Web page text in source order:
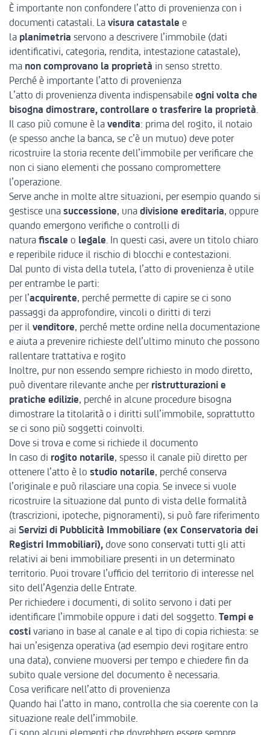
È importante non confondere l’atto di provenienza con i
documenti catastali. La visura catastale e
la planimetria servono a descrivere l’immobile (dati
identificativi, categoria, rendita, intestazione catastale),
ma non comprovano la proprietà in senso stretto.
Perché è importante l’atto di provenienza
L’atto di provenienza diventa indispensabile ogni volta che
bisogna dimostrare, controllare o trasferire la proprietà.
Il caso più comune è la vendita: prima del rogito, il notaio
(e spesso anche la banca, se c’è un mutuo) deve poter
ricostruire la storia recente dell’immobile per verificare che
non ci siano elementi che possano compromettere
l’operazione.
Serve anche in molte altre situazioni, per esempio quando si
gestisce una successione, una divisione ereditaria, oppure
quando emergono verifiche o controlli di
natura fiscale o legale. In questi casi, avere un titolo chiaro
e reperibile riduce il rischio di blocchi e contestazioni.
Dal punto di vista della tutela, l’atto di provenienza è utile
per entrambe le parti:
per l’acquirente, perché permette di capire se ci sono
passaggi da approfondire, vincoli o diritti di terzi
per il venditore, perché mette ordine nella documentazione
e aiuta a prevenire richieste dell’ultimo minuto che possono
rallentare trattativa e rogito
Inoltre, pur non essendo sempre richiesto in modo diretto,
può diventare rilevante anche per ristrutturazioni e
pratiche edilizie, perché in alcune procedure bisogna
dimostrare la titolarità o i diritti sull’immobile, soprattutto
se ci sono più soggetti coinvolti.
Dove si trova e come si richiede il documento
In caso di rogito notarile, spesso il canale più diretto per
ottenere l’atto è lo studio notarile, perché conserva
l’originale e può rilasciare una copia. Se invece si vuole
ricostruire la situazione dal punto di vista delle formalità
(trascrizioni, ipoteche, pignoramenti), si può fare riferimento
ai Servizi di Pubblicità Immobiliare (ex Conservatoria dei
Registri Immobiliari), dove sono conservati tutti gli atti
relativi ai beni immobiliare presenti in un determinato
territorio. Puoi trovare l’ufficio del territorio di interesse nel
sito dell’Agenzia delle Entrate.
Per richiedere i documenti, di solito servono i dati per
identificare l’immobile oppure i dati del soggetto. Tempi e
costi variano in base al canale e al tipo di copia richiesta: se
hai un’esigenza operativa (ad esempio devi rogitare entro
una data), conviene muoversi per tempo e chiedere fin da
subito quale versione del documento è necessaria.
Cosa verificare nell’atto di provenienza
Quando hai l’atto in mano, controlla che sia coerente con la
situazione reale dell’immobile.
Ci sono alcuni elementi che dovrebbero essere sempre